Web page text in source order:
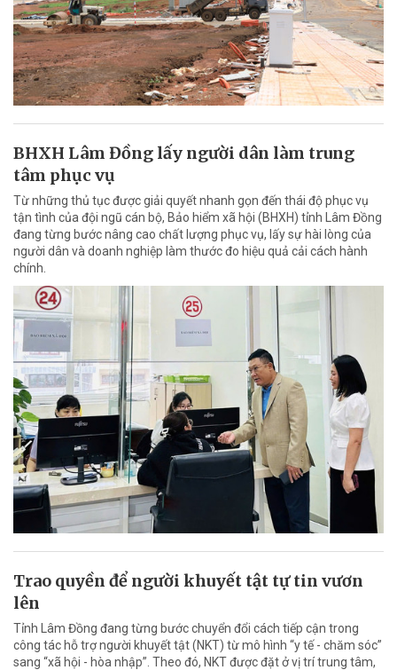
BHXH Lâm Đồng lấy người dân làm trung
tâm phục vụ
Từ những thủ tục được giải quyết nhanh gọn đến thái độ phục vụ
tận tình của đội ngũ cán bộ, Bảo hiểm xã hội (BHXH) tỉnh Lâm Đồng
đang từng bước nâng cao chất lượng phục vụ, lấy sự hài lòng của
người dân và doanh nghiệp làm thước đo hiệu quả cải cách hành
chính.
Trao quyền để người khuyết tật tự tin vươn
lên
Tỉnh Lâm Đồng đang từng bước chuyển đổi cách tiếp cận trong
công tác hỗ trợ người khuyết tật (NKT) từ mô hình “y tế - chăm sóc”
sang “xã hội - hòa nhập”. Theo đó, NKT được đặt ở vị trí trung tâm,